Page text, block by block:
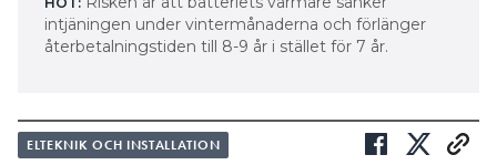
intjäningen under vintermånaderna och förlänger
återbetalningstiden till 8-9 år i stället för 7 år.
ELTEKNIK OCH INSTALLATION